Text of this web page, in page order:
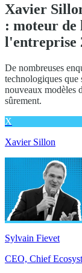
Xavier
: moteur
l'entreprise
De nombreuses
technologiques que
nouveaux modèles
sûrement.
X
Xavier Sillon
Sylvain Fievet
CEO, Chief